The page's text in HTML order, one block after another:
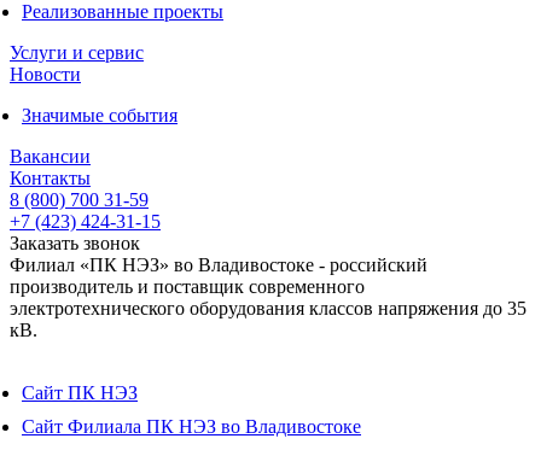
Реализованные проекты
Услуги и сервис
Новости
Значимые события
Вакансии
Контакты
8 (800) 700 31-59
+7 (423) 424-31-15
Заказать звонок
Филиал «ПК НЭЗ» во Владивостоке - российский
производитель и поставщик современного
электротехнического оборудования классов напряжения до 35
кВ.
Сайт ПК НЭЗ
Сайт Филиала ПК НЭЗ во Владивостоке